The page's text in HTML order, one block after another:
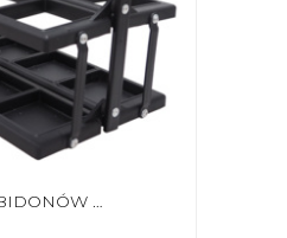
KOSZYK NA 8 BIDONÓW NO10 BCR-PR8 CZARNY